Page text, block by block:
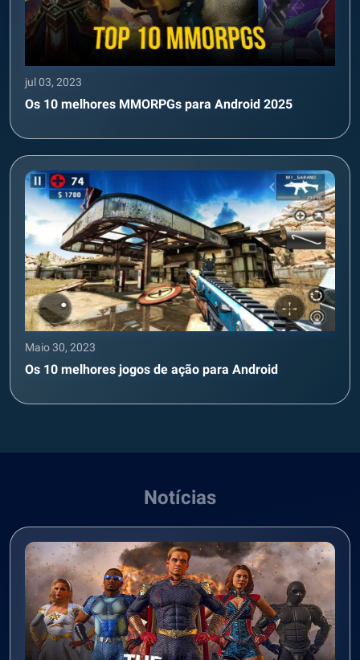
jul 03, 2023
Os 10 melhores MMORPGs para Android 2025
Maio 30, 2023
Os 10 melhores jogos de ação para Android
Notícias